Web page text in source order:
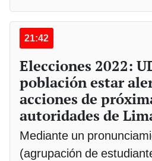
21:42
Elecciones 2022:
población estar
acciones de
autoridades de
Mediante un
(agrupación de